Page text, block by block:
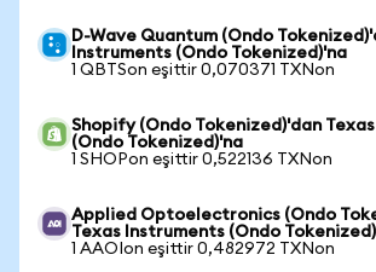
D-Wave Quantum (Ondo
Instruments (Ondo Tokenized)'na
1 QBTSon eşittir 0,070371 TXNon
Shopify (Ondo Tokenized)'dan
(Ondo Tokenized)'na
1 SHOPon eşittir 0,522136 TXNon
Applied Optoelectronics (Ondo
Texas Instruments (Ondo
1 AAOIon eşittir 0,482972 TXNon